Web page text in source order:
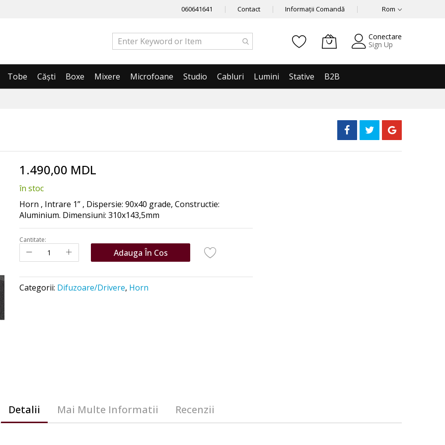
060641641 Contact Informații Comandă Rom
Conectare
Sign Up
Tobe Căști Boxe Mixere Microfoane Studio Cabluri Lumini Stative
B2B
1.490,00 MDL
în stoc
Horn , Intrare 1” , Dispersie: 90x40 grade, Constructie:
Aluminium. Dimensiuni: 310x143,5mm
Cantitate:
Adauga În Cos
Categorii: Difuzoare/Drivere, Horn
Detalii Mai Multe Informatii Recenzii